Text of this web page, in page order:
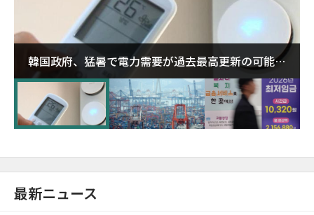
韓国政府、猛暑で電力需要が過去最高更新の可能性
に需給対応体制を点検
最新ニュース